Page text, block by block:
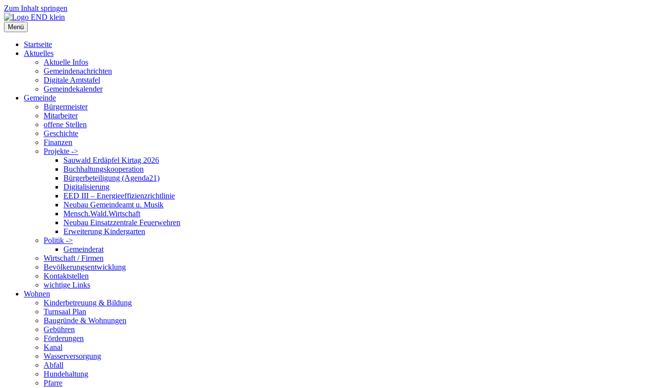
Zum Inhalt springen
Menü
Startseite
Aktuelles
Aktuelle Infos
Gemeindenachrichten
Digitale Amtstafel
Gemeindekalender
Gemeinde
Bürgermeister
Mitarbeiter
offene Stellen
Geschichte
Finanzen
Projekte ->
Sauwald Erdäpfel Kirtag 2026
Buchhaltungskooperation
Bürgerbeteiligung (Agenda21)
Digitalisierung
EED III – Energieeffizienzrichtlinie
Neubau Gemeindeamt u. Musik
Mensch.Wald.Wirtschaft
Neubau Einsatzzentrale Feuerwehren
Erweiterung Kindergarten
Politik ->
Gemeinderat
Wirtschaft / Firmen
Bevölkerungsentwicklung
Kontaktstellen
wichtige Links
Wohnen
Kinderbetreuung & Bildung
Turnsaal Plan
Baugründe & Wohnungen
Gebühren
Förderungen
Kanal
Wasserversorgung
Abfall
Hundehaltung
Pfarre